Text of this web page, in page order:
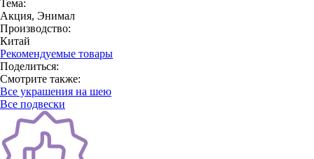
Тема:
Акция, Энимал
Производство:
Китай
Рекомендуемые товары
Поделиться:
Смотрите также:
Все украшения на шею
Все подвески